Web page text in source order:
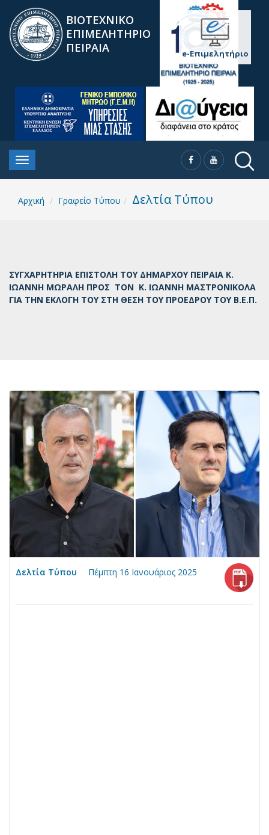
ΒΙΟΤΕΧΝΙΚΟ
ΕΠΙΜΕΛΗΤΗΡΙΟ
ΠΕΙΡΑΙΑ
e-Επιμελητήριο
Αρχική Γραφείο Τύπου Δελτία Τύπου
ΣΥΓΧΑΡΗΤΗΡΙΑ ΕΠΙΣΤΟΛΗ ΤΟΥ ΔΗΜΑΡΧΟΥ ΠΕΙΡΑΙΑ Κ.
ΙΩΑΝΝΗ ΜΩΡΑΛΗ ΠΡΟΣ ΤΟΝ Κ. ΙΩΑΝΝΗ ΜΑΣΤΡΟΝΙΚΟΛΑ
ΓΙΑ ΤΗΝ ΕΚΛΟΓΗ ΤΟΥ ΣΤΗ ΘΕΣΗ ΤΟΥ ΠΡΟΕΔΡΟΥ ΤΟΥ Β.Ε.Π.
Δελτία Τύπου Πέμπτη 16 Ιανουάριος 2025